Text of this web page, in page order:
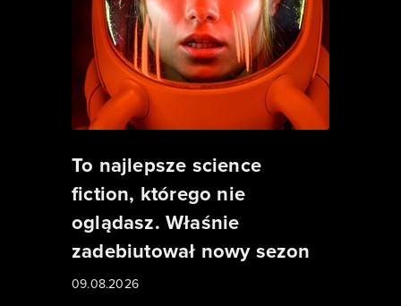
To najlepsze science
fiction, którego nie
oglądasz. Właśnie
zadebiutował nowy sezon
09.08.2026